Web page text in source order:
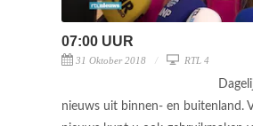
07:00 UUR
31 Oktober 2018 RTL 4
nieuws uit binnen- en buitenland.